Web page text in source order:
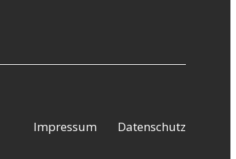
Impressum Datenschutz